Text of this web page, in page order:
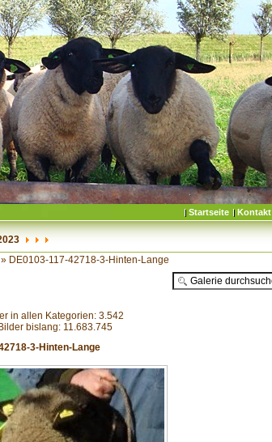
Kontakt
Startseite
» DE0103-117-42718-3-Hinten-Lange
in allen Kategorien: 3.542
bislang: 11.683.745
3-Hinten-Lange